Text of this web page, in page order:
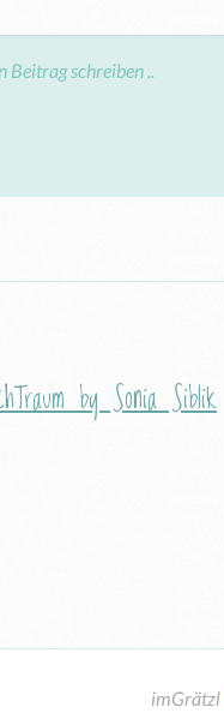
by Sonia Siblik
imGrätzl